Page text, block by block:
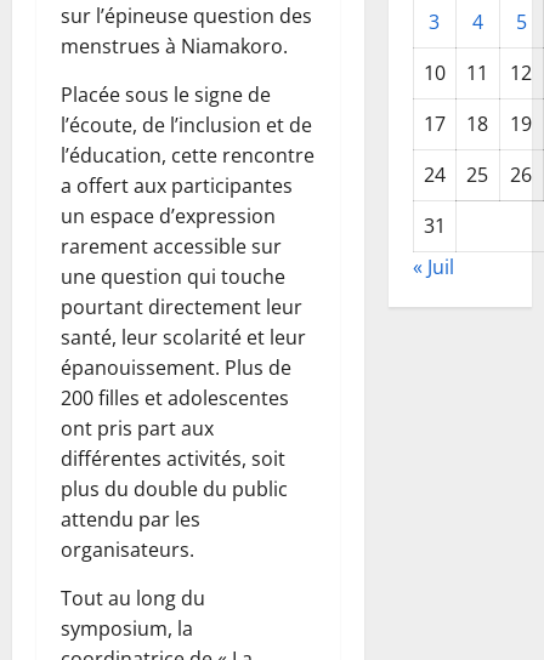
sur l’épineuse question des
menstrues à Niamakoro.
Placée sous le signe de
l’écoute, de l’inclusion et de
l’éducation, cette rencontre
a offert aux participantes
un espace d’expression
rarement accessible sur
une question qui touche
pourtant directement leur
santé, leur scolarité et leur
épanouissement. Plus de
200 filles et adolescentes
ont pris part aux
différentes activités, soit
plus du double du public
attendu par les
organisateurs.
Tout au long du
symposium, la
3 4
5
10
11
12
17
18
19
24
25
26
31
« Juil